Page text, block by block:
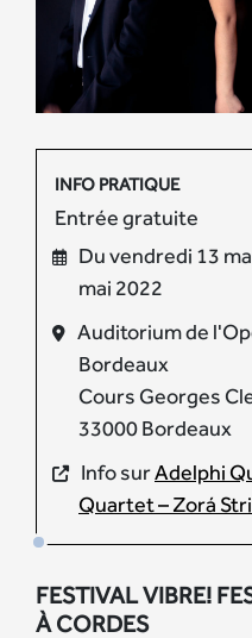
INFO PRATIQUE
Entrée gratuite
Du vendredi 13
mai 2022
Auditorium de
Bordeaux
Cours Georges
33000 Bordeaux
Info surAdelphi
Quartet – Zorá
FESTIVAL VIBRE!
À CORDES